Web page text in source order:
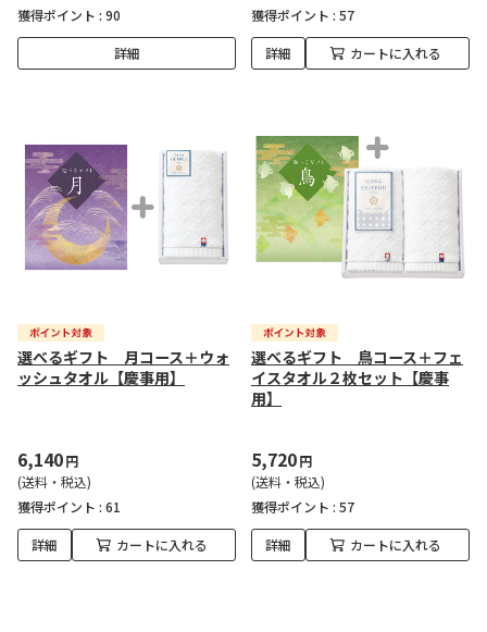
獲得ポイント : 90
詳細
獲得ポイント : 57
詳細 カートに入れる
選べるギフト 月コース＋ウォ
ッシュタオル【慶事用】
6,140円
(送料・税込)
獲得ポイント : 61
詳細 カートに入れる
選べるギフト 鳥コース＋フェ
イスタオル２枚セット【慶事
用】
5,720円
(送料・税込)
獲得ポイント : 57
詳細 カートに入れる